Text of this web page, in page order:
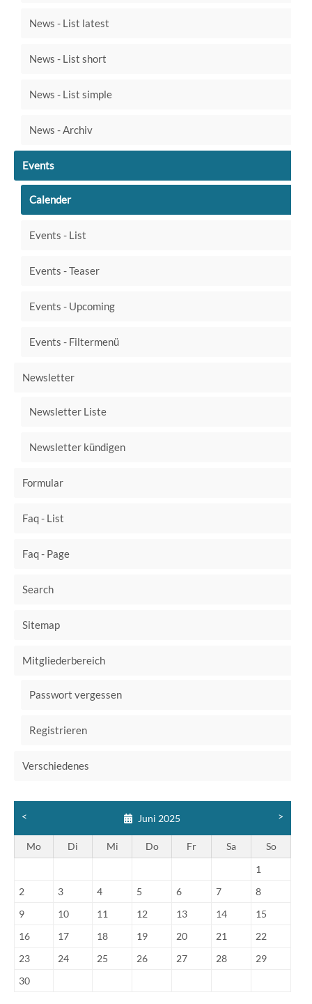
News - List latest
News - List short
News - List simple
News - Archiv
Events
Calender
Events - List
Events - Teaser
Events - Upcoming
Events - Filtermenü
Newsletter
Newsletter Liste
Newsletter kündigen
Formular
Faq - List
Faq - Page
Search
Sitemap
Mitgliederbereich
Passwort vergessen
Registrieren
Verschiedenes
< Juni 2025 >
Mo Di Mi Do Fr Sa
So
1
2
3 4 5 6 7
8
9
10 11 12 13 14
15
16
17 18 19 20 21
22
23
24 25 26 27 28
29
30